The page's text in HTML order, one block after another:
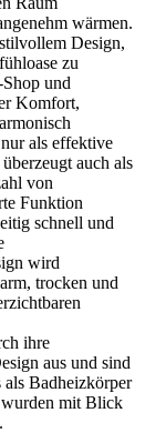
wärmen.
Design,
zu
und
Komfort,
als effektive
auch als
von
Funktion
schnell und
wird
trocken und
ihre
aus und sind
als Badheizkörper
wurden mit Blick